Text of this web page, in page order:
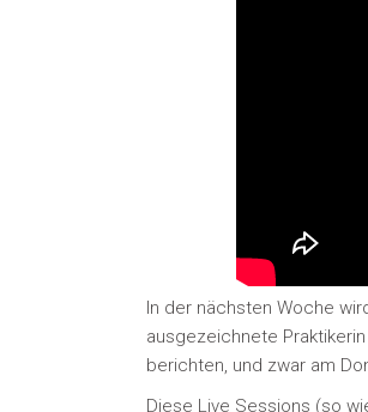
In der nächsten Woche
ausgezeichnete
berichten, und zwar am
Diese Live Sessions (so